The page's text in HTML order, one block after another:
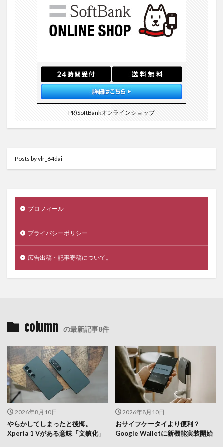
PR)SoftBankオンラインショップ
Posts by vlr_64dai
プロフィール
プライバシーポリシー
広告出稿・記事寄稿について。
column の最新記事8件
2026年8月10日
やらかしてしまったと後悔。
Xperia 1 Vがある意味「文鎮化」
2026年8月10日
おサイフケータイより便利？
Google Walletに新機能実装開始